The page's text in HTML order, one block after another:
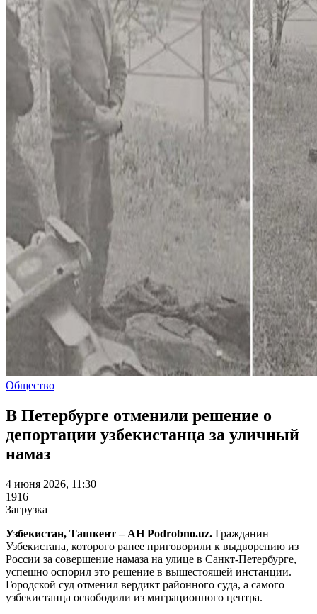
Общество
В Петербурге отменили решение о
депортации узбекистанца за уличный
намаз
4 июня 2026, 11:30
1916
Загрузка
Узбекистан, Ташкент –АН Podrobno.uz. Гражданин
Узбекистана, которого ранее приговорили к выдворению из
России за совершение намаза на улице в Санкт-Петербурге,
успешно оспорил это решение в вышестоящей инстанции.
Городской суд отменил вердикт районного суда, а самого
узбекистанца освободили из миграционного центра.